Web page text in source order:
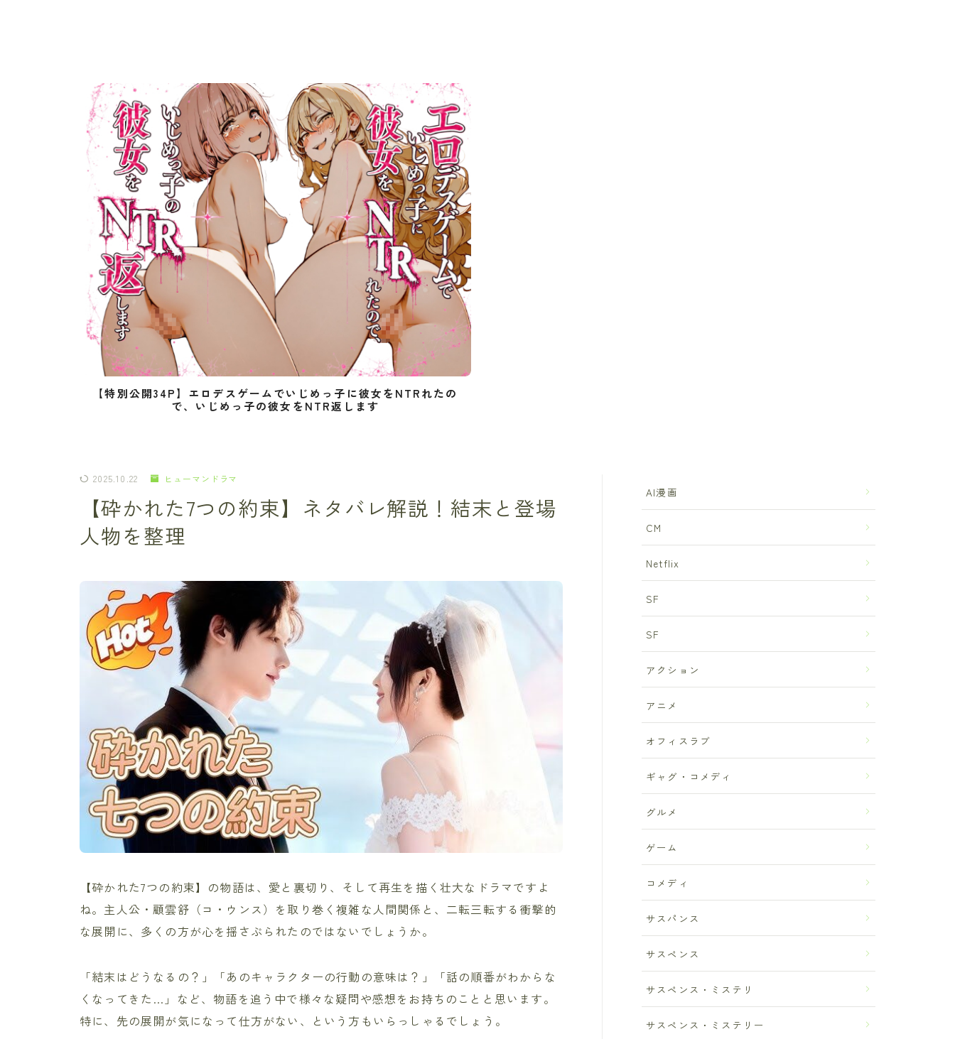
【特別公開34P】エロデスゲームでいじめっ子に彼女をNTRれたの
で、いじめっ子の彼女をNTR返します
2025.10.22 ヒューマンドラマ
【砕かれた7つの約束】ネタバレ解説！結末と登場
人物を整理
【砕かれた7つの約束】の物語は、愛と裏切り、そして再生を描く壮大なドラマですよ
ね。主人公・顧雲舒（コ・ウンス）を取り巻く複雑な人間関係と、二転三転する衝撃的
な展開に、多くの方が心を揺さぶられたのではないでしょうか。
「結末はどうなるの？」「あのキャラクターの行動の意味は？」「話の順番がわからな
くなってきた…」など、物語を追う中で様々な疑問や感想をお持ちのことと思います。
特に、先の展開が気になって仕方がない、という方もいらっしゃるでしょう。
AI漫画
CM
Netflix
SF
SF
アクション
アニメ
オフィスラブ
ギャグ・コメディ
グルメ
ゲーム
コメディ
サスパンス
サスペンス
サスペンス・ミステリ
サスペンス・ミステリー